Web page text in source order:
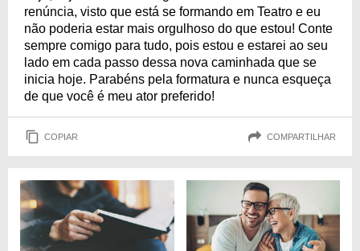
renúncia, visto que está se formando em Teatro e eu
não poderia estar mais orgulhoso do que estou! Conte
sempre comigo para tudo, pois estou e estarei ao seu
lado em cada passo dessa nova caminhada que se
inicia hoje. Parabéns pela formatura e nunca esqueça
de que você é meu ator preferido!
COPIAR COMPARTILHAR